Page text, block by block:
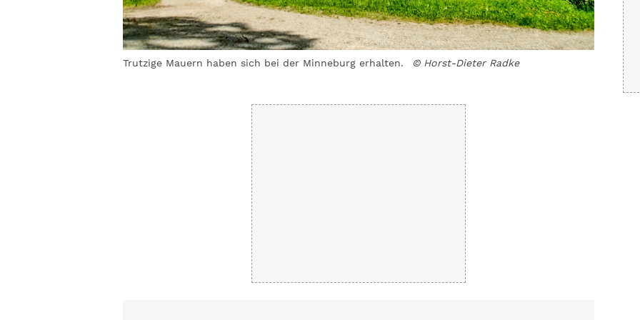
Trutzige Mauern haben sich bei der Minneburg erhalten. © Horst-Dieter Radke
Die
Neckartal.